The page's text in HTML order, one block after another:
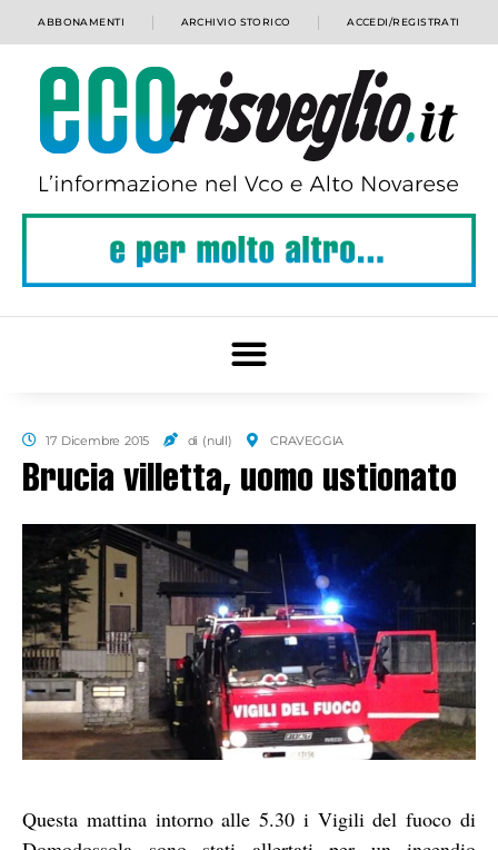
ABBONAMENTI ARCHIVIO STORICO ACCEDI/REGISTRATI
17 Dicembre 2015 di (null) CRAVEGGIA
Brucia villetta, uomo ustionato
Questa mattina intorno alle 5.30 i Vigili del fuoco di